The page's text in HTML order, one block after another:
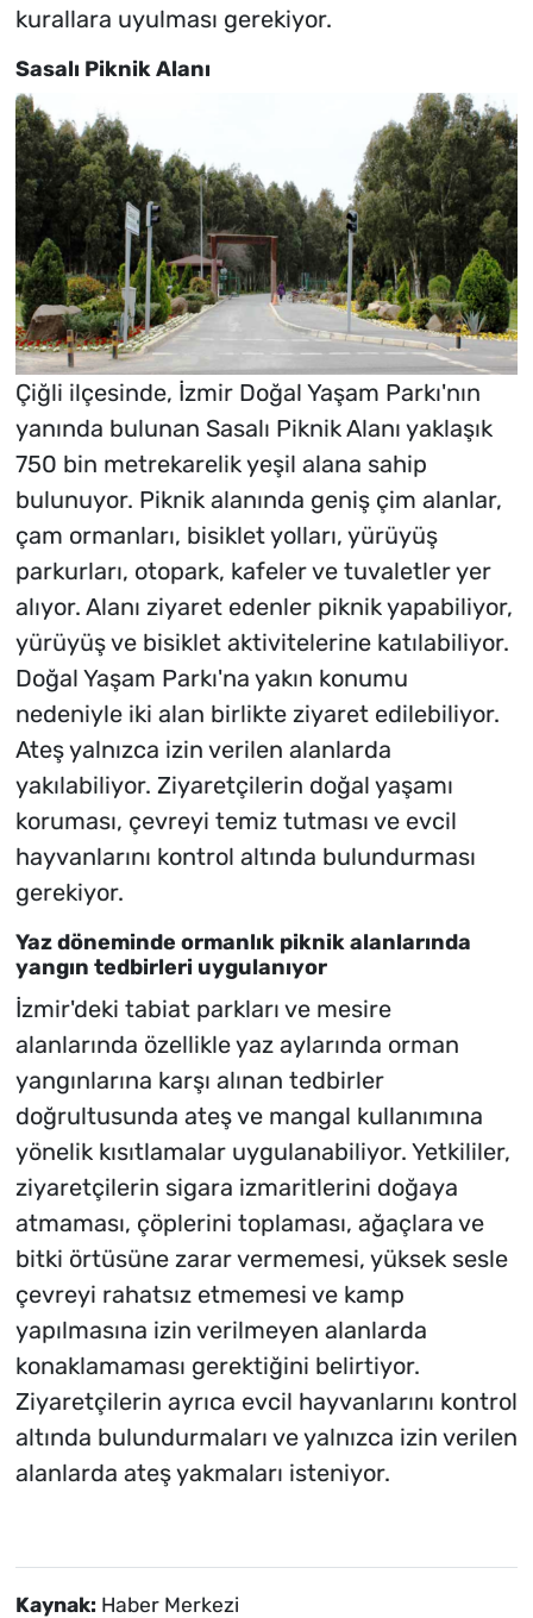
kurallara uyulması gerekiyor.
Sasalı Piknik Alanı
Çiğli ilçesinde, İzmir Doğal Yaşam Parkı'nın
yanında bulunan Sasalı Piknik Alanı yaklaşık
750 bin metrekarelik yeşil alana sahip
bulunuyor. Piknik alanında geniş çim alanlar,
çam ormanları, bisiklet yolları, yürüyüş
parkurları, otopark, kafeler ve tuvaletler yer
alıyor. Alanı ziyaret edenler piknik yapabiliyor,
yürüyüş ve bisiklet aktivitelerine katılabiliyor.
Doğal Yaşam Parkı'na yakın konumu
nedeniyle iki alan birlikte ziyaret edilebiliyor.
Ateş yalnızca izin verilen alanlarda
yakılabiliyor. Ziyaretçilerin doğal yaşamı
koruması, çevreyi temiz tutması ve evcil
hayvanlarını kontrol altında bulundurması
gerekiyor.
Yaz döneminde ormanlık piknik alanlarında
yangın tedbirleri uygulanıyor
İzmir'deki tabiat parkları ve mesire
alanlarında özellikle yaz aylarında orman
yangınlarına karşı alınan tedbirler
doğrultusunda ateş ve mangal kullanımına
yönelik kısıtlamalar uygulanabiliyor. Yetkililer,
ziyaretçilerin sigara izmaritlerini doğaya
atmaması, çöplerini toplaması, ağaçlara ve
bitki örtüsüne zarar vermemesi, yüksek sesle
çevreyi rahatsız etmemesi ve kamp
yapılmasına izin verilmeyen alanlarda
konaklamaması gerektiğini belirtiyor.
Ziyaretçilerin ayrıca evcil hayvanlarını kontrol
altında bulundurmaları ve yalnızca izin verilen
alanlarda ateş yakmaları isteniyor.
Kaynak: Haber Merkezi